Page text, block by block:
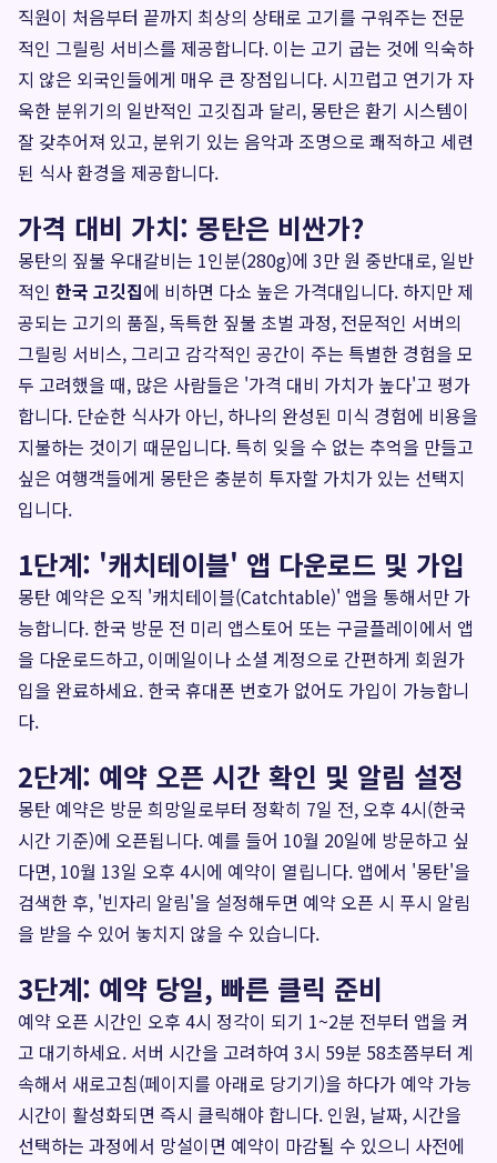
직원이 처음부터 끝까지 최상의 상태로 고기를 구워주는 전문
적인 그릴링 서비스를 제공합니다. 이는 고기 굽는 것에 익숙하
지 않은 외국인들에게 매우 큰 장점입니다. 시끄럽고 연기가 자
욱한 분위기의 일반적인 고깃집과 달리, 몽탄은 환기 시스템이
잘 갖추어져 있고, 분위기 있는 음악과 조명으로 쾌적하고 세련
된 식사 환경을 제공합니다.
가격 대비 가치: 몽탄은 비싼가?
몽탄의 짚불 우대갈비는 1인분(280g)에 3만 원 중반대로, 일반
적인 한국 고깃집에 비하면 다소 높은 가격대입니다. 하지만 제
공되는 고기의 품질, 독특한 짚불 초벌 과정, 전문적인 서버의
그릴링 서비스, 그리고 감각적인 공간이 주는 특별한 경험을 모
두 고려했을 때, 많은 사람들은 '가격 대비 가치가 높다'고 평가
합니다. 단순한 식사가 아닌, 하나의 완성된 미식 경험에 비용을
지불하는 것이기 때문입니다. 특히 잊을 수 없는 추억을 만들고
싶은 여행객들에게 몽탄은 충분히 투자할 가치가 있는 선택지
입니다.
1단계: '캐치테이블' 앱 다운로드 및 가입
몽탄 예약은 오직 '캐치테이블(Catchtable)' 앱을 통해서만 가
능합니다. 한국 방문 전 미리 앱스토어 또는 구글플레이에서 앱
을 다운로드하고, 이메일이나 소셜 계정으로 간편하게 회원가
입을 완료하세요. 한국 휴대폰 번호가 없어도 가입이 가능합니
다.
2단계: 예약 오픈 시간 확인 및 알림 설정
몽탄 예약은 방문 희망일로부터 정확히 7일 전, 오후 4시(한국
시간 기준)에 오픈됩니다. 예를 들어 10월 20일에 방문하고 싶
다면, 10월 13일 오후 4시에 예약이 열립니다. 앱에서 '몽탄'을
검색한 후, '빈자리 알림'을 설정해두면 예약 오픈 시 푸시 알림
을 받을 수 있어 놓치지 않을 수 있습니다.
3단계: 예약 당일, 빠른 클릭 준비
예약 오픈 시간인 오후 4시 정각이 되기 1~2분 전부터 앱을 켜
고 대기하세요. 서버 시간을 고려하여 3시 59분 58초쯤부터 계
속해서 새로고침(페이지를 아래로 당기기)을 하다가 예약 가능
시간이 활성화되면 즉시 클릭해야 합니다. 인원, 날짜, 시간을
선택하는 과정에서 망설이면 예약이 마감될 수 있으니 사전에